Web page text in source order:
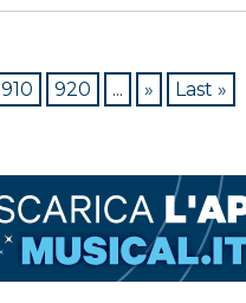
910 920 ... » Last »